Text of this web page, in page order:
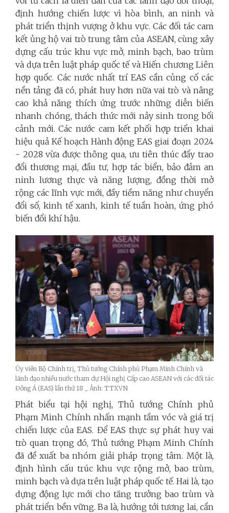
định hướng chiến lược vì hòa bình, an ninh và
phát triển thịnh vượng ở khu vực. Các đối tác cam
kết ủng hộ vai trò trung tâm của ASEAN, cùng xây
dựng cấu trúc khu vực mở, minh bạch, bao trùm
và dựa trên luật pháp quốc tế và Hiến chương Liên
hợp quốc. Các nước nhất trí EAS cần củng cố các
nền tảng đã có, phát huy hơn nữa vai trò và nâng
cao khả năng thích ứng trước những diễn biến
nhanh chóng, thách thức mới nảy sinh trong bối
cảnh mới. Các nước cam kết phối hợp triển khai
hiệu quả Kế hoạch Hành động EAS giai đoạn 2024
- 2028 vừa được thông qua, ưu tiên thúc đẩy trao
đổi thương mại, đầu tư, hợp tác biển, bảo đảm an
ninh lương thực và năng lượng, đồng thời mở
rộng các lĩnh vực mới, đầy tiềm năng như chuyển
đổi số, kinh tế xanh, kinh tế tuần hoàn, ứng phó
biến đổi khí hậu.
Ủy viên Bộ Chính trị, Thủ tướng Chính phủ Phạm Minh Chính và
lãnh đạo nhiều nước tham dự Hội nghị Cấp cao ASEAN với các đối tác
Đông Á (EAS) lần thứ 18 _ Ảnh: TTXVN
Phát biểu tại hội nghị, Thủ tướng Chính phủ
Phạm Minh Chính nhấn mạnh tầm vóc và giá trị
chiến lược của EAS. Để EAS thực sự phát huy vai
trò quan trọng đó, Thủ tướng Phạm Minh Chính
đã đề xuất ba nhóm giải pháp trọng tâm. Một là,
định hình cấu trúc khu vực rộng mở, bao trùm,
minh bạch và dựa trên luật pháp quốc tế. Hai là, tạo
dựng động lực mới cho tăng trưởng bao trùm và
phát triển bền vững. Ba là, hướng tới tương lai, cần